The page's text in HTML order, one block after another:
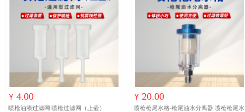
¥ 4.00
喷枪油漆过滤网 喷枪过滤网（上壶）
¥ 20.00
喷枪枪尾水格-枪尾油水分离器 喷枪枪尾水